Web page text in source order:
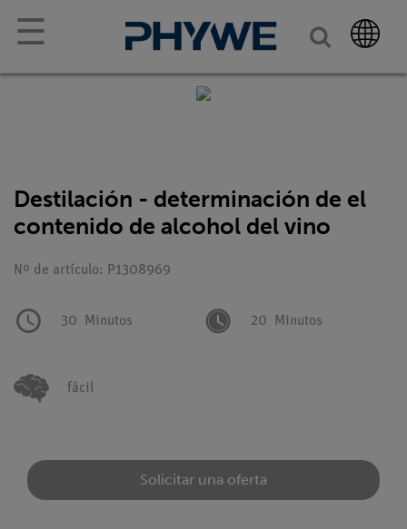
☰
Destilación - determinación de el
contenido de alcohol del vino
Nº de artículo: P1308969
30 Minutos 20 Minutos
fácil
Solicitar una oferta